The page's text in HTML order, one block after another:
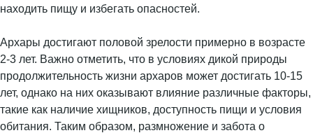
находить пищу и избегать опасностей.
Архары достигают половой зрелости примерно в возрасте
2-3 лет. Важно отметить, что в условиях дикой природы
продолжительность жизни архаров может достигать 10-15
лет, однако на них оказывают влияние различные факторы,
такие как наличие хищников, доступность пищи и условия
обитания. Таким образом, размножение и забота о